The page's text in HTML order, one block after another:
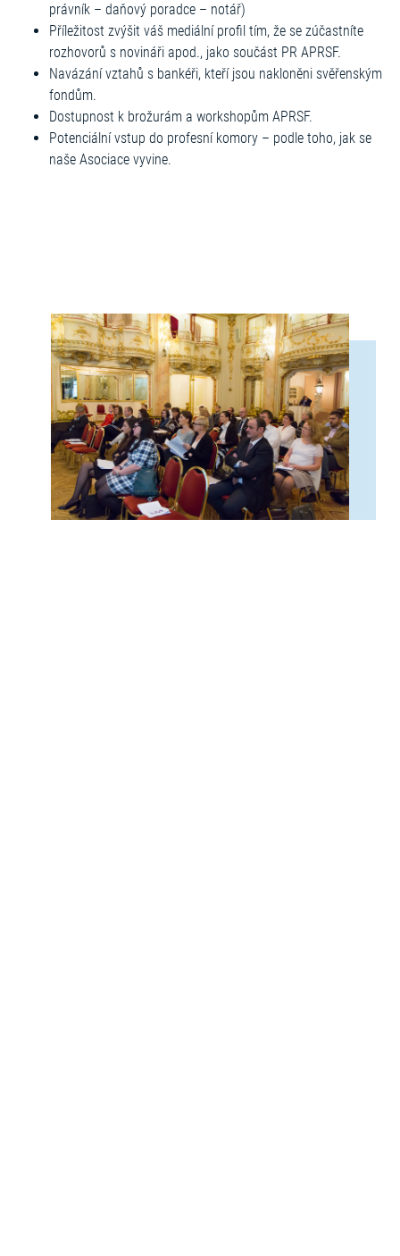
právník – daňový poradce – notář)
Příležitost zvýšit váš mediální profil tím, že se zúčastníte
rozhovorů s novináři apod., jako součást PR APRSF.
Navázání vztahů s bankéři, kteří jsou nakloněni svěřenským
fondům.
Dostupnost k brožurám a workshopům APRSF.
Potenciální vstup do profesní komory – podle toho, jak se
naše Asociace vyvine.